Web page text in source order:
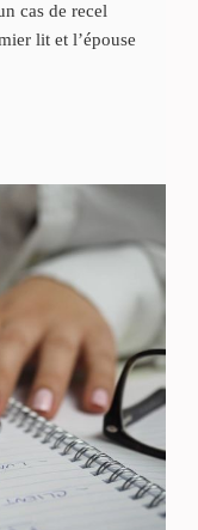
cas de recel
lit et l’épouse